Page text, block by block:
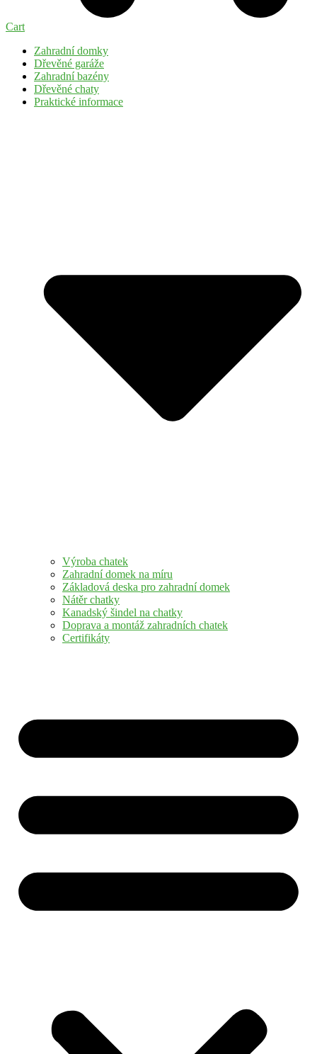
Cart
Zahradní domky
Dřevěné garáže
Zahradní bazény
Dřevěné chaty
Praktické informace
Výroba chatek
Zahradní domek na míru
Základová deska pro zahradní domek
Nátěr chatky
Kanadský šindel na chatky
Doprava a montáž zahradních chatek
Certifikáty